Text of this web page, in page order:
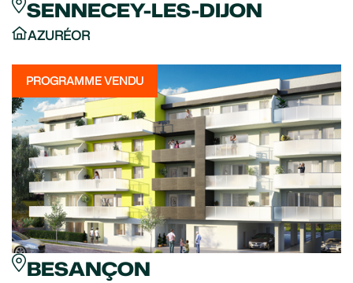
SENNECEY-LES-DIJON
AZURÉOR
PROGRAMME VENDU
BESANÇON